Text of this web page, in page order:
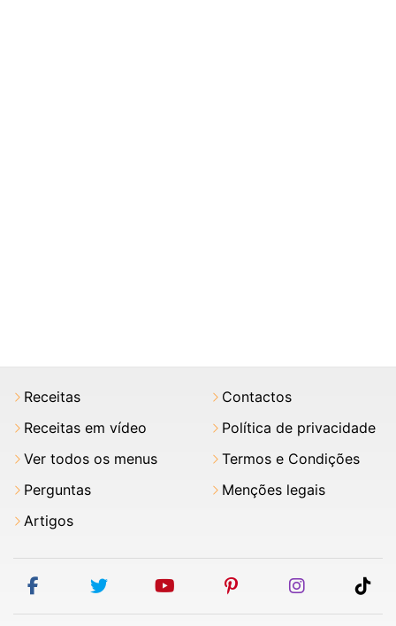
Receitas
Receitas em vídeo
Ver todos os menus
Perguntas
Artigos
Contactos
Política de privacidade
Termos e Condições
Menções legais
facebooktwitter youtubepinterestinstagram